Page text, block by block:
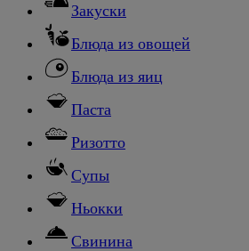
Закуски
Блюда из овощей
Блюда из яиц
Паста
Ризотто
Супы
Ньокки
Свинина